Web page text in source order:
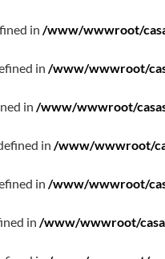
in /www/wwwroot/
in /www/wwwroot/
in /www/wwwroot/
in /www/wwwroot/
in /www/wwwroot/
in /www/wwwroot/